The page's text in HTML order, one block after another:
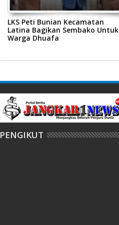
LKS Peti Bunian Kecamatan
Latina Bagikan Sembako Untuk
Warga Dhuafa
PENGIKUT